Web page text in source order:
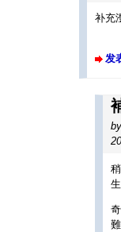
补充
发
by